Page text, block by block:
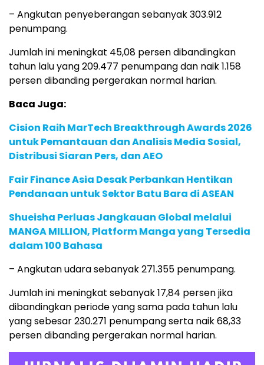
– Angkutan penyeberangan sebanyak 303.912
penumpang.
Jumlah ini meningkat 45,08 persen dibandingkan
tahun lalu yang 209.477 penumpang dan naik 1.158
persen dibanding pergerakan normal harian.
Baca Juga:
Cision Raih MarTech Breakthrough Awards 2026
untuk Pemantauan dan Analisis Media Sosial,
Distribusi Siaran Pers, dan AEO
Fair Finance Asia Desak Perbankan Hentikan
Pendanaan untuk Sektor Batu Bara di ASEAN
Shueisha Perluas Jangkauan Global melalui
MANGA MILLION, Platform Manga yang Tersedia
dalam 100 Bahasa
– Angkutan udara sebanyak 271.355 penumpang.
Jumlah ini meningkat sebanyak 17,84 persen jika
dibandingkan periode yang sama pada tahun lalu
yang sebesar 230.271 penumpang serta naik 68,33
persen dibanding pergerakan normal harian.